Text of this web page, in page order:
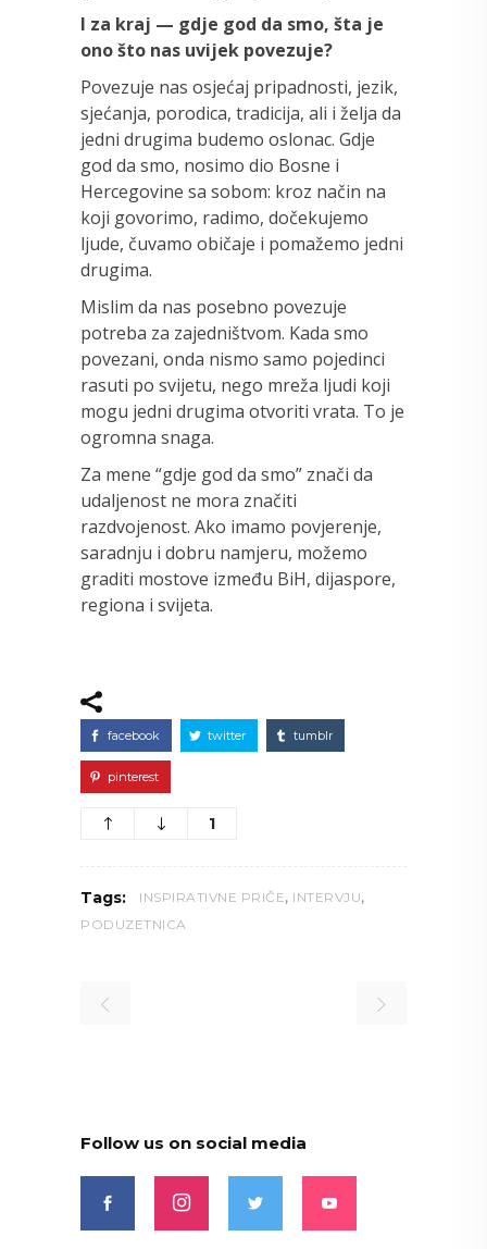
I za kraj — gdje god da smo, šta je
ono što nas uvijek povezuje?
Povezuje nas osjećaj pripadnosti, jezik,
sjećanja, porodica, tradicija, ali i želja da
jedni drugima budemo oslonac. Gdje
god da smo, nosimo dio Bosne i
Hercegovine sa sobom: kroz način na
koji govorimo, radimo, dočekujemo
ljude, čuvamo običaje i pomažemo jedni
drugima.
Mislim da nas posebno povezuje
potreba za zajedništvom. Kada smo
povezani, onda nismo samo pojedinci
rasuti po svijetu, nego mreža ljudi koji
mogu jedni drugima otvoriti vrata. To je
ogromna snaga.
Za mene “gdje god da smo” znači da
udaljenost ne mora značiti
razdvojenost. Ako imamo povjerenje,
saradnju i dobru namjeru, možemo
graditi mostove između BiH, dijaspore,
regiona i svijeta.
facebook twitter tumblr
pinterest
1
Tags: INSPIRATIVNE PRIČE, INTERVJU,
PODUZETNICA
Follow us on social media